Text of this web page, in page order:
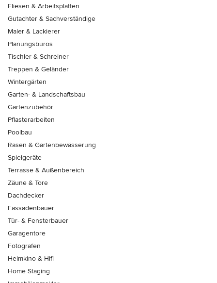
Fliesen & Arbeitsplatten
Gutachter & Sachverständige
Maler & Lackierer
Planungsbüros
Tischler & Schreiner
Treppen & Geländer
Wintergärten
Garten- & Landschaftsbau
Gartenzubehör
Pflasterarbeiten
Poolbau
Rasen & Gartenbewässerung
Spielgeräte
Terrasse & Außenbereich
Zäune & Tore
Dachdecker
Fassadenbauer
Tür- & Fensterbauer
Garagentore
Fotografen
Heimkino & Hifi
Home Staging